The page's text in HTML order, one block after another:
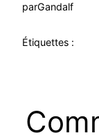
parGandalf
Étiquettes :